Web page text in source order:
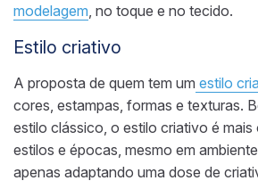
modelagem , no toque e no tecido.
Estilo criativo
A proposta de quem tem um estilo
cores, estampas, formas e texturas.
estilo clássico, o estilo criativo é mais
estilos e épocas, mesmo em
apenas adaptando uma dose de